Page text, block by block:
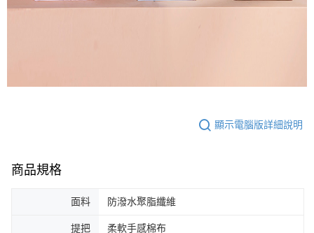
顯示電腦版詳細說明
商品規格
面料 防潑水聚脂纖維
提把 柔軟手感棉布